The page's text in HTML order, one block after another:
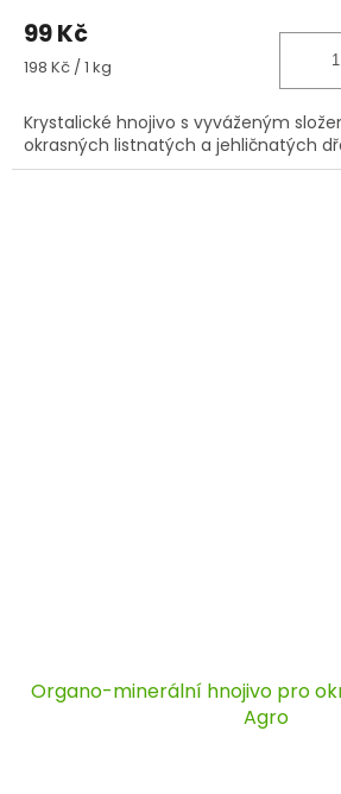
99 Kč
Měrná
198 Kč / 1 kg
Krystalické hnojivo s vyváženým
okrasných listnatých a jehličnatých
Organo-minerální hnojivo pro
Agro